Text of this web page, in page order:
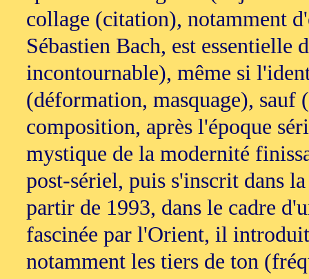
collage (citation), notamment
Sébastien Bach, est essentielle
incontournable), même si
(déformation, masquage), sauf
composition, après l'époque
mystique de la modernité
post-sériel, puis s'inscrit dans
partir de 1993, dans le cadre
fascinée par l'Orient, il
notamment les tiers de ton